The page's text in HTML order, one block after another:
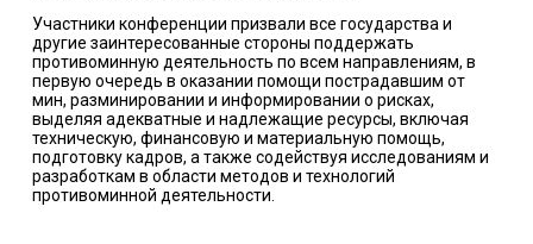
Участники конференции призвали все государства и
другие заинтересованные стороны поддержать
противоминную деятельность по всем направлениям, в
первую очередь в оказании помощи пострадавшим от
мин, разминировании и информировании о рисках,
выделяя адекватные и надлежащие ресурсы, включая
техническую, финансовую и материальную помощь,
подготовку кадров, а также содействуя исследованиям и
разработкам в области методов и технологий
противоминной деятельности.